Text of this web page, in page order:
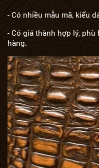
- Có nhiều mẫu mã, kiểu
- Có giá thành hợp lý,
hàng.